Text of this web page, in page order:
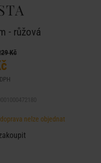
- růžová
Kč
nelze objednat